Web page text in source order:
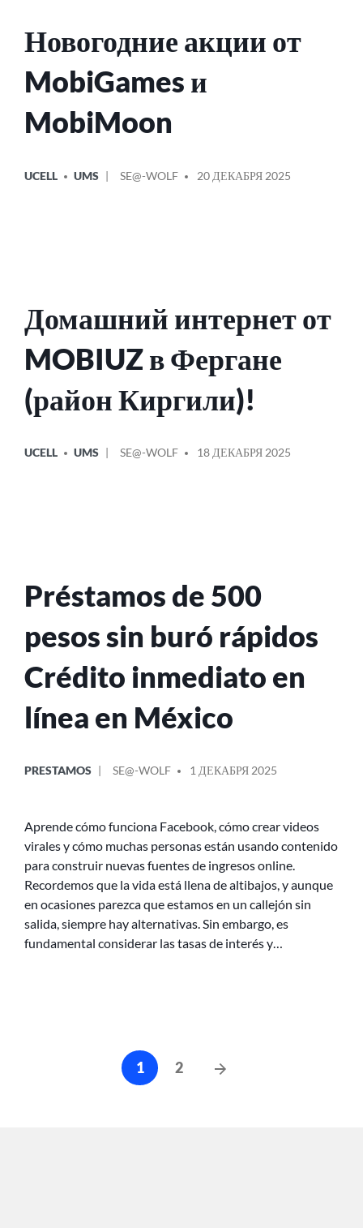
Новогодние акции от
MobiGames и
MobiMoon
В
UCELL UMS
ОТ
SE@-WOLF 20 ДЕКАБРЯ 2025
Домашний интернет от
MOBIUZ в Фергане
(район Киргили)!
В
UCELL UMS
ОТ
SE@-WOLF 18 ДЕКАБРЯ 2025
Préstamos de 500
pesos sin buró rápidos
Crédito inmediato en
línea en México
В
PRESTAMOS
ОТ
SE@-WOLF 1 ДЕКАБРЯ 2025
Aprende cómo funciona Facebook, cómo crear videos
virales y cómo muchas personas están usando contenido
para construir nuevas fuentes de ingresos online.
Recordemos que la vida está llena de altibajos, y aunque
en ocasiones parezca que estamos en un callejón sin
salida, siempre hay alternativas. Sin embargo, es
fundamental considerar las tasas de interés y…
Навигация
1 2